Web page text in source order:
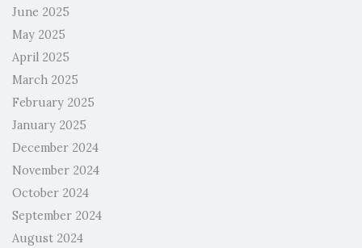
June 2025
May 2025
April 2025
March 2025
February 2025
January 2025
December 2024
November 2024
October 2024
September 2024
August 2024